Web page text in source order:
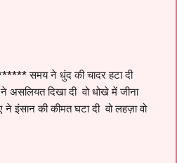
समय ने धुंद की चादर हटा दी
असलियत दिखा दी वो धोखे में जीना
इंसान की कीमत घटा दी वो लहज़ा वो